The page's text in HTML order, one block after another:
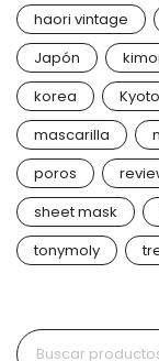
haori vintage
Japón
korea
Kyoto
mascarilla
poros
sheet mask
tonymoly